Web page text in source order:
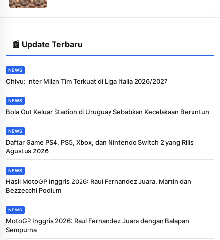
📰 Update Terbaru
NEWS
Chivu: Inter Milan Tim Terkuat di Liga Italia 2026/2027
NEWS
Bola Out Keluar Stadion di Uruguay Sebabkan Kecelakaan Beruntun
NEWS
Daftar Game PS4, PS5, Xbox, dan Nintendo Switch 2 yang Rilis
Agustus 2026
NEWS
Hasil MotoGP Inggris 2026: Raul Fernandez Juara, Martin dan
Bezzecchi Podium
NEWS
MotoGP Inggris 2026: Raul Fernandez Juara dengan Balapan
Sempurna